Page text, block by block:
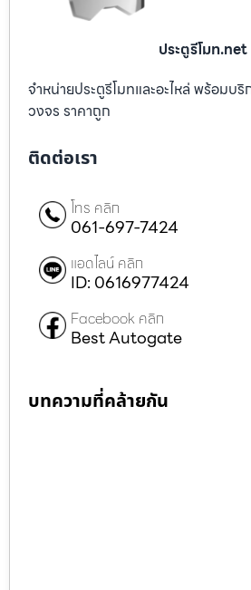
ประตูรีโมท.net
จำหน่ายประตูรีโมทและอะไหล่ พร้อมบ
วงจร ราคาถูก
ติดต่อเรา
โทร คลิก
061-697-7424
แอดไลน์ คลิก
ID: 0616977424
Facebook คลิก
Best Autogate
บทความที่คล้ายกัน